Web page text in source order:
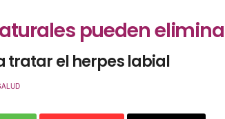
pueden
tratar el herpes labial